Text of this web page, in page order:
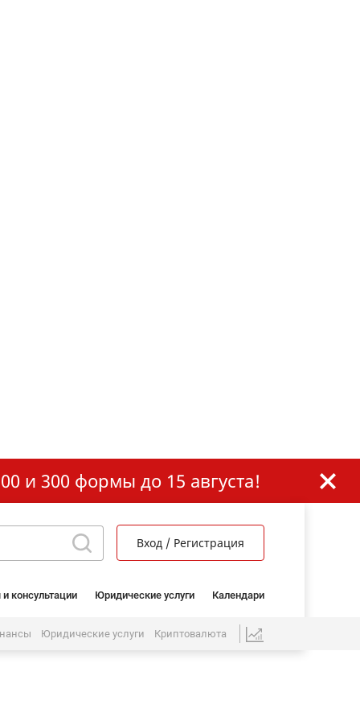
и 300 формы до 15 августа!
Вход / Регистрация
консультации Юридические услуги Календари
Юридические услуги Криптовалюта